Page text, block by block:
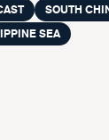
SOUTH
SEA